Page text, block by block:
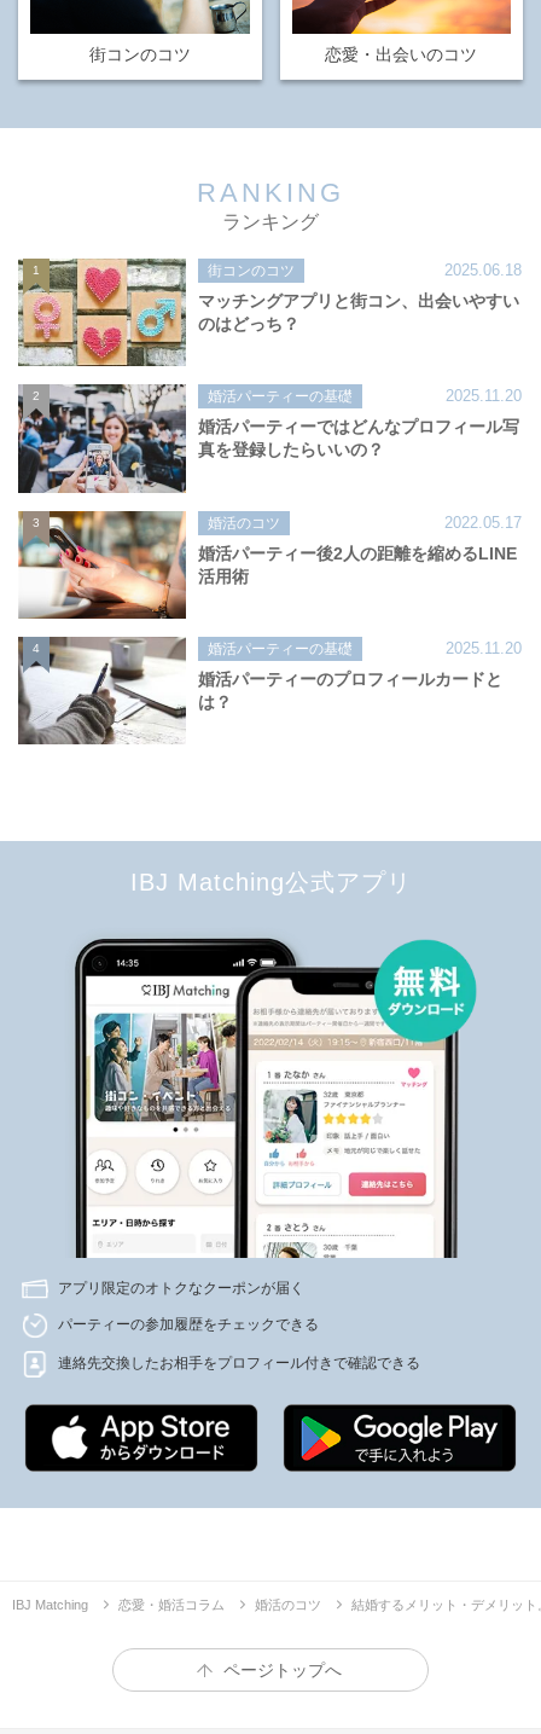
街コンのコツ 恋愛・出会いのコツ
RANKING
ランキング
1 街コンのコツ 2025.06.18
マッチングアプリと街コン、出会いやすい
のはどっち？
2 婚活パーティーの基礎 2025.11.20
婚活パーティーではどんなプロフィール写
真を登録したらいいの？
3 婚活のコツ 2022.05.17
婚活パーティー後2人の距離を縮めるLINE
活用術
4 婚活パーティーの基礎 2025.11.20
婚活パーティーのプロフィールカードと
は？
IBJ Matching公式アプリ
アプリ限定のオトクなクーポンが届く
パーティーの参加履歴をチェックできる
連絡先交換したお相手をプロフィール付きで確認できる
IBJ Matching 恋愛・婚活コラム 婚活のコツ 結婚するメリット・デメリッ
ページトップへ